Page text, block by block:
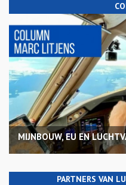
MIJNBOUW, EU EN
PARTNERS VAN